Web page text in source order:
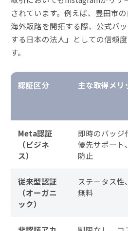
されています。例えば、豊田市
海外販路を開拓する際、公式バ
する日本の法人」としての信頼
す。
認証区分 主な取得メリ
Meta認証
（ビジネ
ス）
即時のバッジ
優先サポート
防止
従来型認証
（オーガニ
ック）
ステータス性
無料